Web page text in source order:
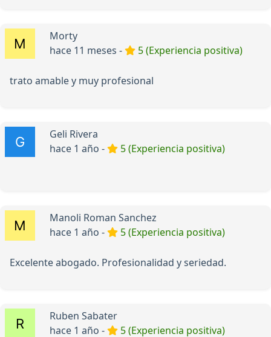
Morty
hace 11 meses -
5 (Experiencia positiva)
trato amable y muy profesional
Geli Rivera
hace 1 año -
5 (Experiencia positiva)
Manoli Roman Sanchez
hace 1 año -
5 (Experiencia positiva)
Excelente abogado. Profesionalidad y seriedad.
Ruben Sabater
hace 1 año -
5 (Experiencia positiva)